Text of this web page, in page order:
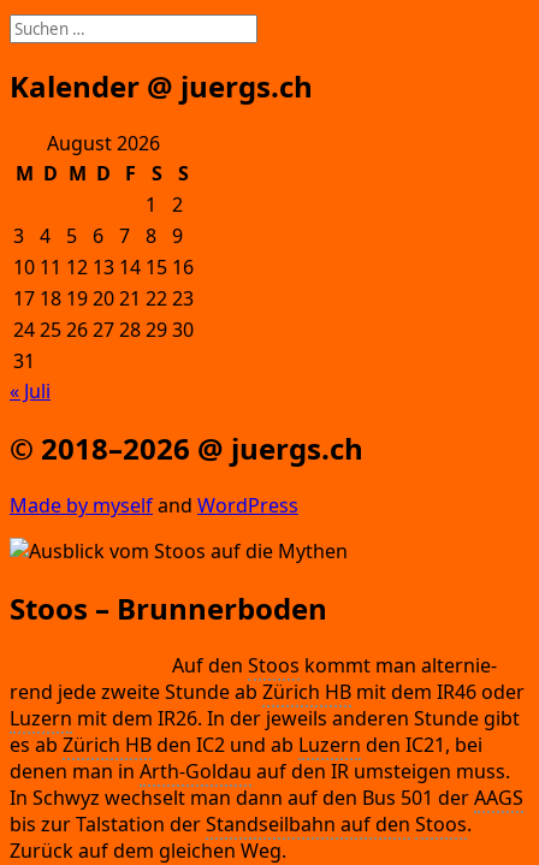
Suchen
nach:
Kalender @ juergs.ch
August 2026
M D M D F S
S
1
2
3 4 5 6 7 8 9
10 11 12 13 14 15 16
17 18 192021 2223
24252627282930
31
« Juli
© 2018–2026 @ juergs.ch
Made by mys­elfand Word­Press
Stoos – Brunnerboden
Auf den Stoos kommt man alter­nie­
rend jede zwei­te Stun­de ab Zürich HB mit dem IR46 oder
Luzern mit dem IR26. In der jeweils ande­ren Stun­de gibt
es ab Zürich HBden IC2 und ab Luzern den IC21, bei
denen man in Arth-Gold­au auf den IR umstei­gen muss.
In Schwyz wech­selt man dann auf den Bus 501 derAAGS
bis zur Tal­sta­ti­on derStand­seil­bahn auf den Stoos.
Zurück auf dem glei­chen Weg.